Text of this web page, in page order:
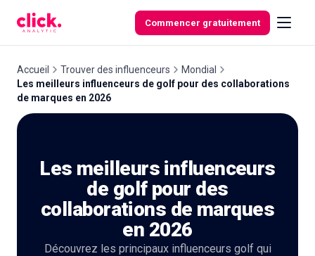
Commencer gratuitement
Fonctionnalités
gratuits
Accueil Trouver des influenceurs
Mondial
Les meilleurs influenceurs de golf pour des collaborations
de marques en 2026
Les meilleurs influenceurs
de golf pour des
collaborations de marques
en 2026
Découvrez les principaux influenceurs golf qui